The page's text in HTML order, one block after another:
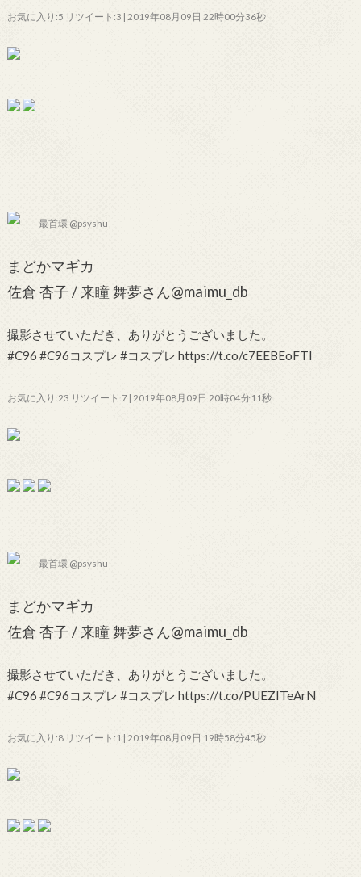
お気に入り:5 リツイート:3 | 2019年08月09日 22時00分36秒
最首環 @psyshu
まどかマギカ
佐倉 杏子 / 来瞳 舞夢さん@maimu_db
撮影させていただき、ありがとうございました。
#C96 #C96コスプレ #コスプレ https://t.co/c7EEBEoFTI
お気に入り:23 リツイート:7 | 2019年08月09日 20時04分11秒
最首環 @psyshu
まどかマギカ
佐倉 杏子 / 来瞳 舞夢さん@maimu_db
撮影させていただき、ありがとうございました。
#C96 #C96コスプレ #コスプレ https://t.co/PUEZITeArN
お気に入り:8 リツイート:1 | 2019年08月09日 19時58分45秒